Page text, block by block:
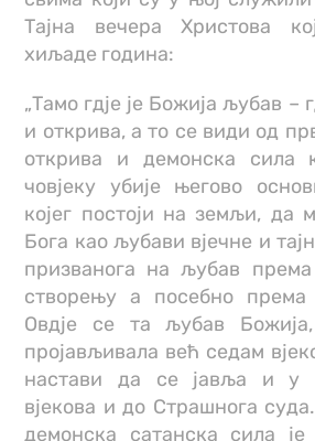
Тајна вечера Христова
хиљаде година:
„Тамо гдје је Божија љубав –
и открива, а то се види од
открива и демонска сила
човјеку убије његово
којег постоји на земљи, да
Бога као љубави вјечне и
призванога на љубав
створењу а посебно
Овдје се та љубав Божија,
пројављивала већ седам
настави да се јавља и у
вјекова и до Страшнога
демонска сатанска сила